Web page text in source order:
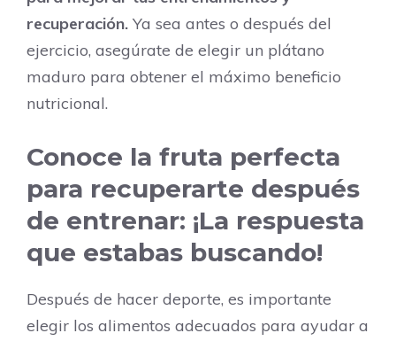
recuperación. Ya sea antes o después del
ejercicio, asegúrate de elegir un plátano
maduro para obtener el máximo beneficio
nutricional.
Conoce la fruta perfecta
para recuperarte después
de entrenar: ¡La respuesta
que estabas buscando!
Después de hacer deporte, es importante
elegir los alimentos adecuados para ayudar a